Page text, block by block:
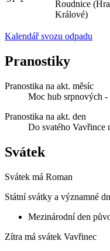
Roudnice
Králové)
Kalendář svozu odpadu
Pranostiky
Pranostika na akt. měsíc
Moc hub srpnových -
Pranostika na akt. den
Do svatého Vavřince
Svátek
Svátek má Roman
Státní svátky a významné
Mezinárodní den
Zítra má svátek Vavřinec